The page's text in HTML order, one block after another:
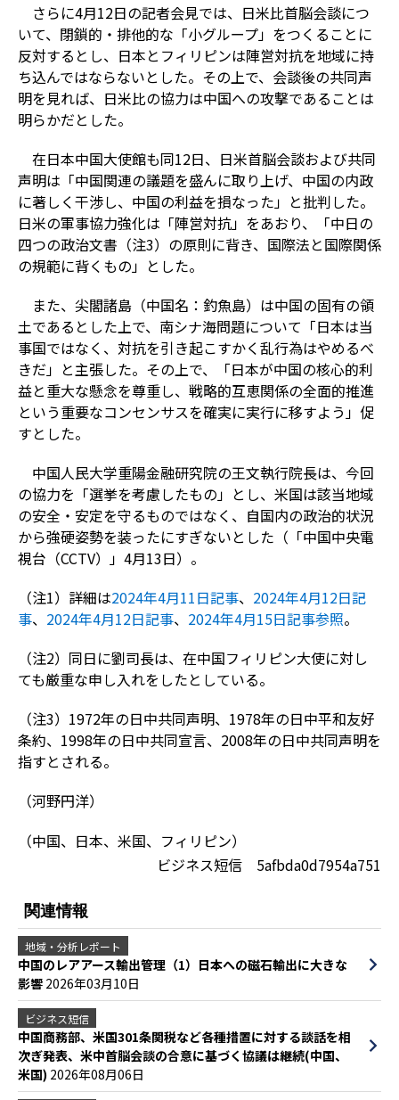
さらに4月12日の記者会見では、日米比首脳会談につ
いて、閉鎖的・排他的な「小グループ」をつくることに
反対するとし、日本とフィリピンは陣営対抗を地域に持
ち込んではならないとした。その上で、会談後の共同声
明を見れば、日米比の協力は中国への攻撃であることは
明らかだとした。
在日本中国大使館も同12日、日米首脳会談および共同
声明は「中国関連の議題を盛んに取り上げ、中国の内政
に著しく干渉し、中国の利益を損なった」と批判した。
日米の軍事協力強化は「陣営対抗」をあおり、「中日の
四つの政治文書（注3）の原則に背き、国際法と国際関係
の規範に背くもの」とした。
また、尖閣諸島（中国名：釣魚島）は中国の固有の領
土であるとした上で、南シナ海問題について「日本は当
事国ではなく、対抗を引き起こすかく乱行為はやめるべ
きだ」と主張した。その上で、「日本が中国の核心的利
益と重大な懸念を尊重し、戦略的互恵関係の全面的推進
という重要なコンセンサスを確実に実行に移すよう」促
すとした。
中国人民大学重陽金融研究院の王文執行院長は、今回
の協力を「選挙を考慮したもの」とし、米国は該当地域
の安全・安定を守るものではなく、自国内の政治的状況
から強硬姿勢を装ったにすぎないとした（「中国中央電
視台（CCTV）」4月13日）。
（注1）詳細は2024年4月11日記事、 2024年4月12日記
事、 2024年4月12日記事、 2024年4月15日記事参照。
（注2）同日に劉司長は、在中国フィリピン大使に対し
ても厳重な申し入れをしたとしている。
（注3）1972年の日中共同声明、1978年の日中平和友好
条約、1998年の日中共同宣言、2008年の日中共同声明を
指すとされる。
（河野円洋）
（中国、日本、米国、フィリピン）
ビジネス短信 5afbda0d7954a751
関連情報
地域・分析レポート
中国のレアアース輸出管理（1）日本への磁石輸出に大きな
影響 2026年03月10日
ビジネス短信
中国商務部、米国301条関税など各種措置に対する談話を相
次ぎ発表、米中首脳会談の合意に基づく協議は継続(中国、
米国) 2026年08月06日